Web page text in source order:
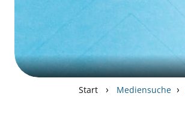
Start › Mediensuche ›